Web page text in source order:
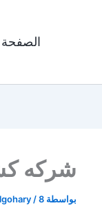
الصفحة
شركه
بواسطة /8 سبتمبر، 2025